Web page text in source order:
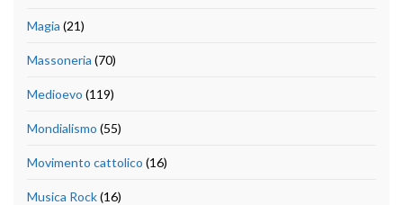
Magia (21)
Massoneria (70)
Medioevo (119)
Mondialismo (55)
Movimento cattolico (16)
Musica Rock(16)